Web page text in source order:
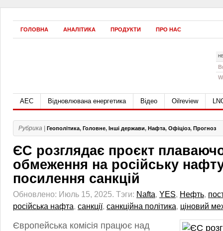
ГОЛОВНА АНАЛІТИКА ПРОДУКТИ ПРО НАС
АЕС Відновлювана енергетика Відео Oilreview
Рубрика | Геополітика, Головне, Інші держави, Нафта, Офіціоз, Прогноз
ЄС розглядає проєкт
обмеження на російську
посилення санкцій
Обновлено: Июль 15, 2025. Тэги: Nafta, YES, Нефть,
російська нафта, санкції, санкційна політика, ціновий
Європейська комісія працює над